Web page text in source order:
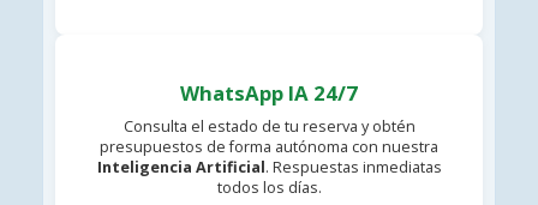
WhatsApp IA 24/7
Consulta el estado de tu reserva y obtén
presupuestos de forma autónoma con nuestra
Inteligencia Artificial. Respuestas inmediatas
todos los días.